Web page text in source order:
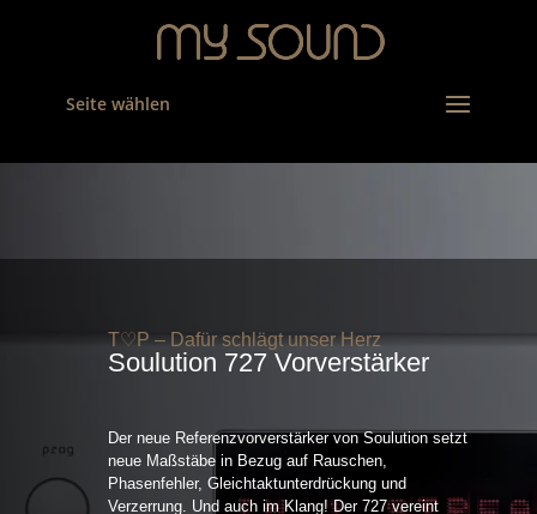
Seite wählen
T♡P – Dafür schlägt unser Herz
Soulution 727 Vorverstärker
Der neue Referenzvorverstärker von Soulution setzt
neue Maßstäbe in Bezug auf Rauschen,
Phasenfehler, Gleichtaktunterdrückung und
Verzerrung. Und auch im Klang! Der 727 vereint